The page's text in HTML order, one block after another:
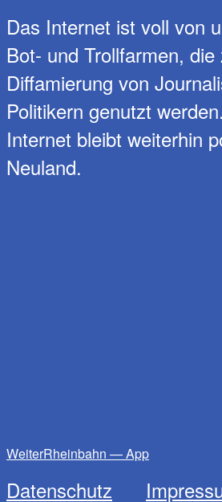
Das Internet ist voll von
Bot- und Trollfarmen, die
Diffamierung von
Politikern genutzt
Internet bleibt weiterhin
Neuland.
WeiterRheinbahn — App
Datenschutz